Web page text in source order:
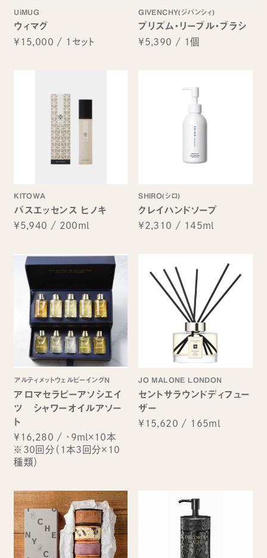
UiMUG
ウィマグ
¥15,000 / 1セット
GIVENCHY(ジバンシィ)
プリズム・リーブル・ブラシ
¥5,390 / 1個
KITOWA
バスエッセンス ヒノキ
¥5,940 / 200ml
SHIRO(シロ)
クレイハンドソープ
¥2,310 / 145ml
アルティメットウェルビーイングN
アロマセラピーアソシエイ
ツ シャワーオイルアソー
ト
¥16,280 / ・9ml×10本
※30回分（1本3回分×10
種類）
JO MALONE LONDON
セントサラウンドディフュー
ザー
¥15,620 / 165ml